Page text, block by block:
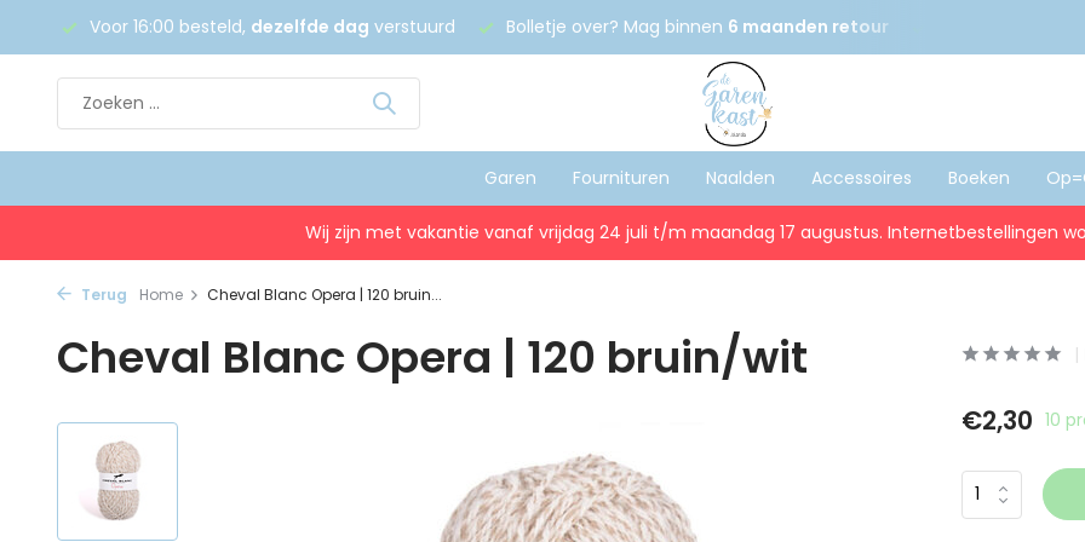
Voor 16:00 besteld, dezelfde dag verstuurd Bolletje over? Mag binnen 6 maanden retour
Garen Fournituren Naalden Accessoires Boeken
Wij zijn met vakantie vanaf vrijdag 24 juli t/m maandag 17 augustus. Internetbestellingen
Terug Home Cheval Blanc Opera | 120 bruin...
Cheval Blanc Opera | 120 bruin/wit
€2,30 10